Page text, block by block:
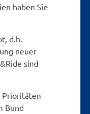
haben Sie
d.h.
neuer
sind
Prioritäten
Bund